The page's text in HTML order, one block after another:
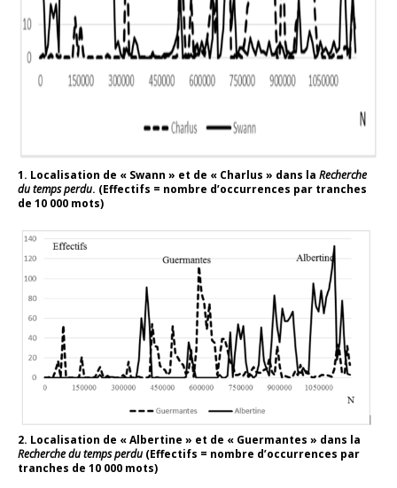
1. Localisation de « Swann » et de « Charlus » dans la Recherche
du temps perdu. (Effectifs = nombre d’occurrences par tranches
de 10 000 mots)
2. Localisation de « Albertine » et de « Guermantes » dans la
Recherche du temps perdu (Effectifs = nombre d’occurrences par
tranches de 10 000 mots)